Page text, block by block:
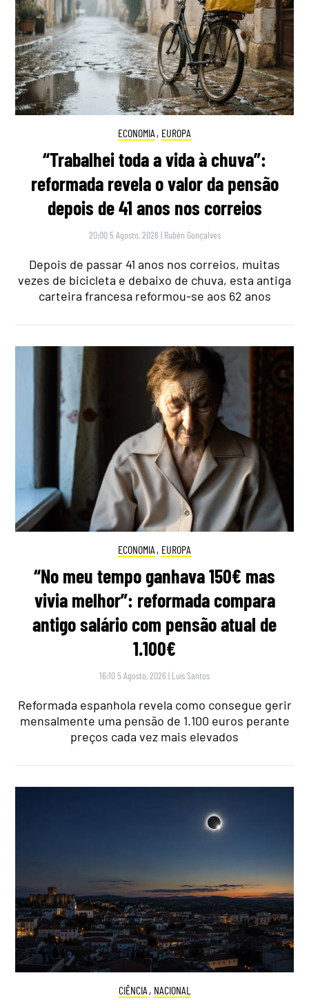
ECONOMIA , EUROPA
“Trabalhei toda a vida à chuva”:
reformada revela o valor da pensão
depois de 41 anos nos correios
20:00 5 Agosto, 2026 | Rubén Gonçalves
Depois de passar 41 anos nos correios, muitas
vezes de bicicleta e debaixo de chuva, esta antiga
carteira francesa reformou-se aos 62 anos
ECONOMIA , EUROPA
“No meu tempo ganhava 150€ mas
vivia melhor”: reformada compara
antigo salário com pensão atual de
1.100€
16:10 5 Agosto, 2026 | Luís Santos
Reformada espanhola revela como consegue gerir
mensalmente uma pensão de 1.100 euros perante
preços cada vez mais elevados
CIÊNCIA , NACIONAL